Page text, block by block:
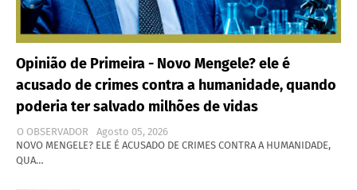
Opinião de Primeira - Novo Mengele? ele é
acusado de crimes contra a humanidade, quando
poderia ter salvado milhões de vidas
O OBSERVADOR
Agosto 05, 2026
NOVO MENGELE? ELE É ACUSADO DE CRIMES CONTRA A HUMANIDADE,
QUA…